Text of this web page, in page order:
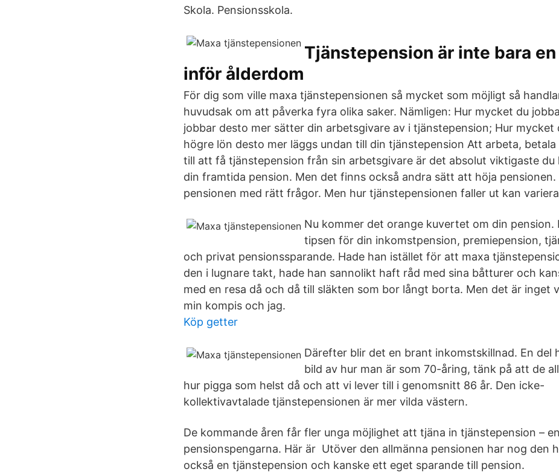
Skola. Pensionsskola.
Tjänstepension är inte bara
inför ålderdom
För dig som ville maxa tjänstepensionen så mycket som möjligt så
huvudsak om att påverka fyra olika saker. Nämligen: Hur mycket du
jobbar desto mer sätter din arbetsgivare av i tjänstepension; Hur mycket
högre lön desto mer läggs undan till din tjänstepension Att arbeta,
till att få tjänstepension från sin arbetsgivare är det absolut viktigaste du
din framtida pension. Men det finns också andra sätt att höja pensionen.
pensionen med rätt frågor. Men hur tjänstepensionen faller ut kan
Nu kommer det orange kuvertet om din pension.
tipsen för din inkomstpension, premiepension,
och privat pensionssparande. Hade han istället för att maxa
den i lugnare takt, hade han sannolikt haft råd med sina båtturer och
med en resa då och då till släkten som bor långt borta. Men det är inget
min kompis och jag.
Köp getter
Därefter blir det en brant inkomstskillnad. En del
bild av hur man är som 70-åring, tänk på att de
hur pigga som helst då och att vi lever till i genomsnitt 86 år. Den icke-
kollektivavtalade tjänstepensionen är mer vilda västern.
De kommande åren får fler unga möjlighet att tjäna in tjänstepension –
pensionspengarna. Här är Utöver den allmänna pensionen har nog den
också en tjänstepension och kanske ett eget sparande till pension.